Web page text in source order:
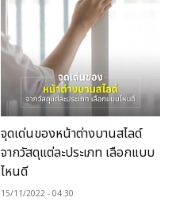
จุดเด่นของหน้าต่างบานสไลด์
จากวัสดุแต่ละประเภท เลือกแบบ
ไหนดี
15/11/2022 04:30